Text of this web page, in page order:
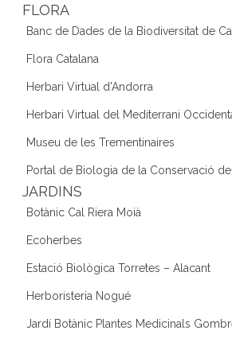
FLORA
Banc de Dades de la Biodiversitat de
Flora Catalana
Herbari Virtual d'Andorra
Herbari Virtual del Mediterrani
Museu de les Trementinaires
Portal de Biologia de la Conservació de
JARDINS
Botànic Cal Riera Moià
Ecoherbes
Estació Biològica Torretes – Alacant
Herboristeria Nogué
Jardí Botànic Plantes Medicinals